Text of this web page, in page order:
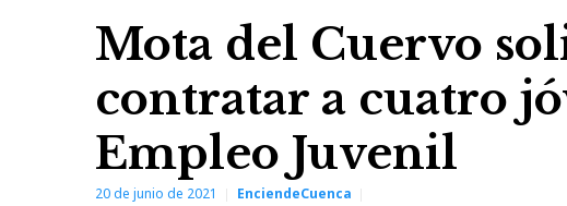
Mota del Cuervo
contratar a cuatro
Empleo Juvenil
20 de junio de 2021 EnciendeCuenca